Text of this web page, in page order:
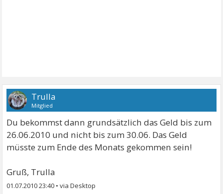
Trulla
Mitglied
Du bekommst dann grundsätzlich das Geld bis zum
26.06.2010 und nicht bis zum 30.06. Das Geld
müsste zum Ende des Monats gekommen sein!
Gruß, Trulla
01.07.2010 23:40 •